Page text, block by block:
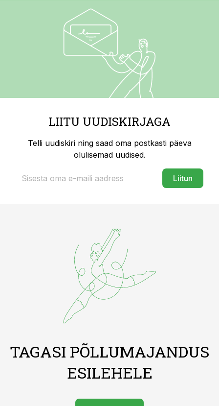
LIITU UUDISKIRJAGA
Telli uudiskiri ning saad oma postkasti päeva
olulisemad uudised.
Liitun
TAGASI PÕLLUMAJANDUS
ESILEHELE